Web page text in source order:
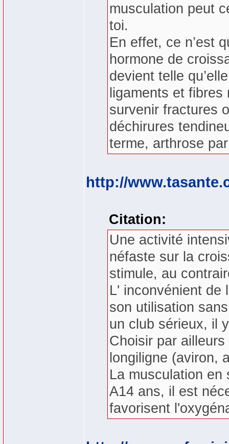
musculation peut
toi.
En effet, ce n’est
hormone de
devient telle
ligaments et
survenir fractures
déchirures
terme, arthrose
http://
Citation:
Une activité
néfaste sur la
stimule, au
L' inconvénient de
son utilisation
un club sérieux, il
Choisir par
longiligne (aviron,
La musculation
A14 ans, il est
favorisent